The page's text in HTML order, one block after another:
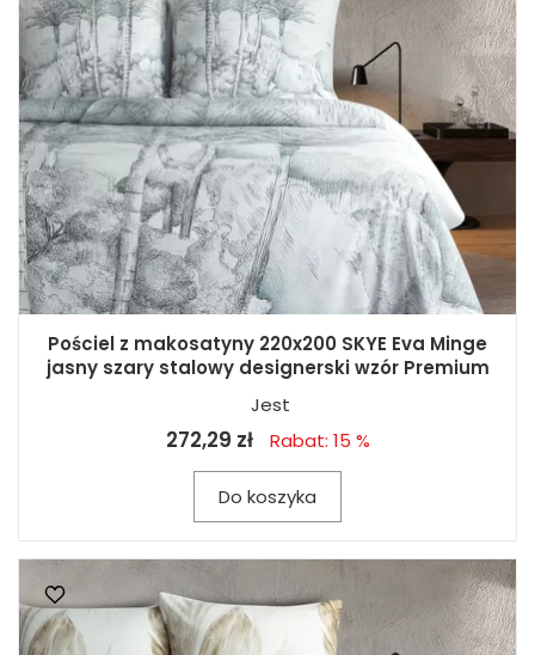
Pościel z makosatyny 220x200 SKYE Eva Minge
jasny szary stalowy designerski wzór Premium
Jest
272,29 zł Rabat: 15 %
Do koszyka